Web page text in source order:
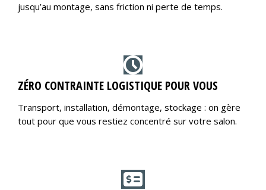
jusqu’au montage, sans friction ni perte de temps.
ZÉRO CONTRAINTE LOGISTIQUE POUR VOUS
Transport, installation, démontage, stockage : on gère
tout pour que vous restiez concentré sur votre salon.